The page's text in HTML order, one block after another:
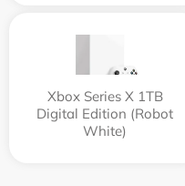
Xbox Series X 1TB
Digital Edition (Robot
White)